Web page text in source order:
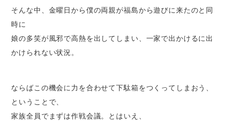
そんな中、金曜日から僕の両親が福島から遊びに来たのと同
時に
娘の多笑が風邪で高熱を出してしまい、一家で出かけるに出
かけられない状況。
ならばこの機会に力を合わせて下駄箱をつくってしまおう、
ということで、
家族全員でまずは作戦会議。とはいえ、